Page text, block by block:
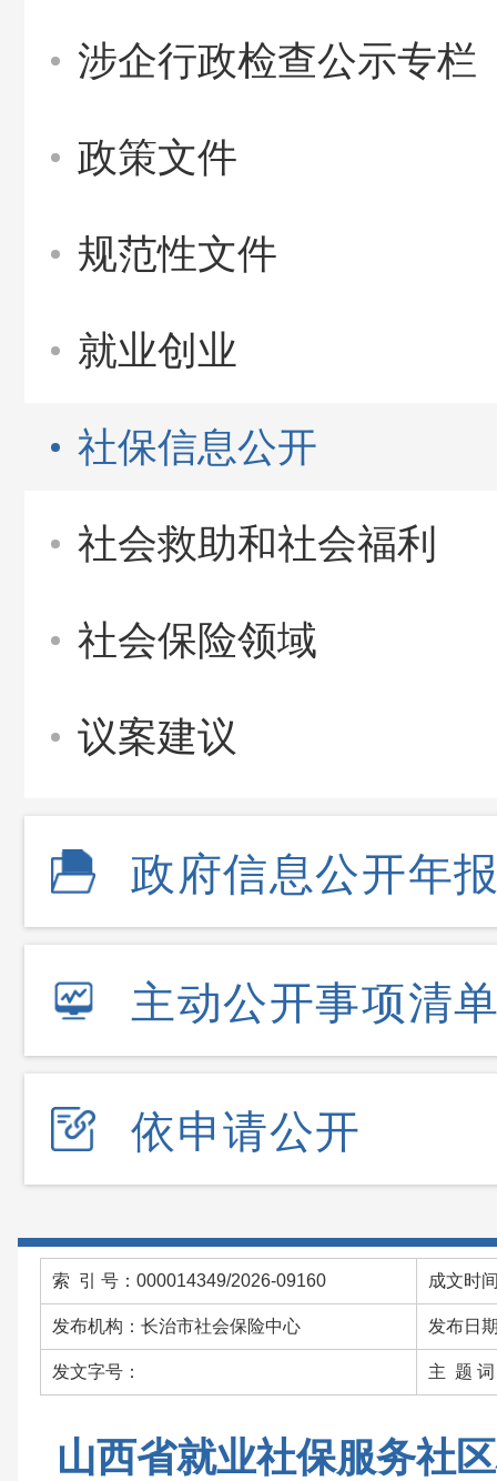
涉企行政检查公示专栏
政策文件
规范性文件
就业创业
社保信息公开
社会救助和社会福利
社会保险领域
议案建议
政府信息公开年
主动公开事项清
依申请公开
索 引 号：000014349/2026-09160 成文时
发布机构：长治市社会保险中心 发布日
发文字号： 主 题 词
山西省就业社保服务社